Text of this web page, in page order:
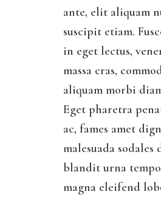
ante, elit aliquam
suscipit etiam.
in eget lectus,
massa cras,
aliquam morbi
Eget pharetra
ac, fames amet
malesuada sodales
blandit urna
magna eleifend